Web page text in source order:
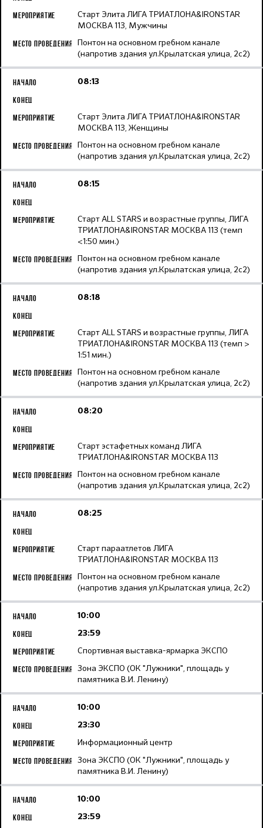
Старт Элита ЛИГА ТРИАТЛОНА&IRONSTAR
МОСКВА 113, Мужчины
Понтон на основном гребном канале
(напротив здания ул.Крылатская улица, 2с2)
08:13
Старт Элита ЛИГА ТРИАТЛОНА&IRONSTAR
МОСКВА 113, Женщины
Понтон на основном гребном канале
(напротив здания ул.Крылатская улица, 2с2)
08:15
Старт ALL STARS и возрастные группы, ЛИГА
ТРИАТЛОНА&IRONSTAR МОСКВА 113 (темп
<1:50 мин.)
Понтон на основном гребном канале
(напротив здания ул.Крылатская улица, 2с2)
08:18
Старт ALL STARS и возрастные группы, ЛИГА
ТРИАТЛОНА&IRONSTAR МОСКВА 113 (темп >
1:51 мин.)
Понтон на основном гребном канале
(напротив здания ул.Крылатская улица, 2с2)
08:20
Старт эстафетных команд ЛИГА
ТРИАТЛОНА&IRONSTAR МОСКВА 113
Понтон на основном гребном канале
(напротив здания ул.Крылатская улица, 2с2)
08:25
Старт параатлетов ЛИГА
ТРИАТЛОНА&IRONSTAR МОСКВА 113
Понтон на основном гребном канале
(напротив здания ул.Крылатская улица, 2с2)
10:00
23:59
Спортивная выставка-ярмарка ЭКСПО
Зона ЭКСПО (ОК "Лужники", площадь у
памятника В.И. Ленину)
10:00
23:30
Информационный центр
Зона ЭКСПО (ОК "Лужники", площадь у
памятника В.И. Ленину)
10:00
23:59